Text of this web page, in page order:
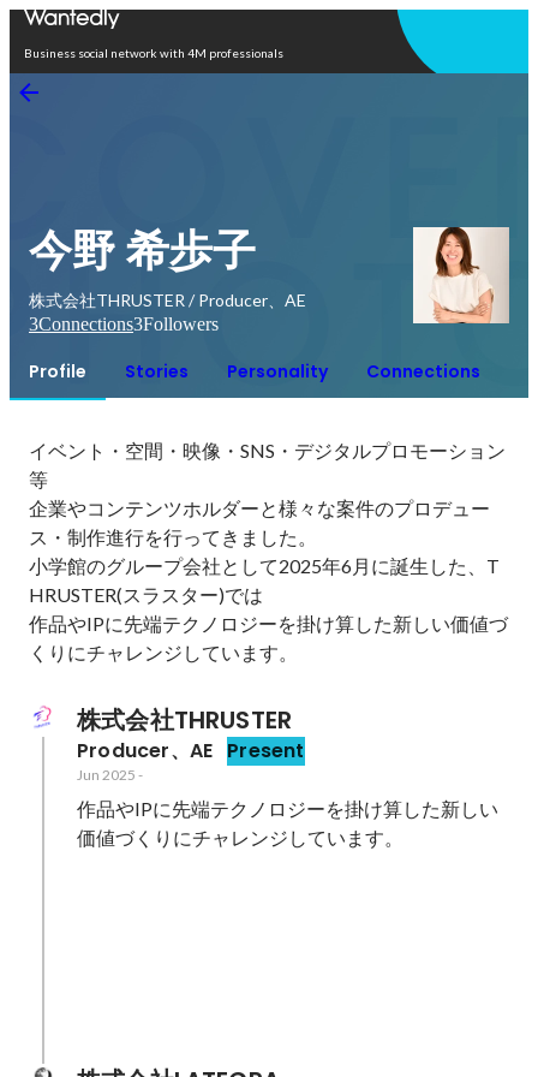
Business social network with 4M professionals
今野 希歩子
株式会社THRUSTER / Producer、AE
3Connections3Followers
Profile Stories Personality Connections
イベント・空間・映像・SNS・デジタルプロモーション
等
企業やコンテンツホルダーと様々な案件のプロデュー
ス・制作進行を行ってきました。
小学館のグループ会社として2025年6月に誕生した、T
HRUSTER(スラスター)では
作品やIPに先端テクノロジーを掛け算した新しい価値づ
くりにチャレンジしています。
株式会社THRUSTER
Producer、AE Present
Jun 2025 -
作品やIPに先端テクノロジーを掛け算した新しい
価値づくりにチャレンジしています。